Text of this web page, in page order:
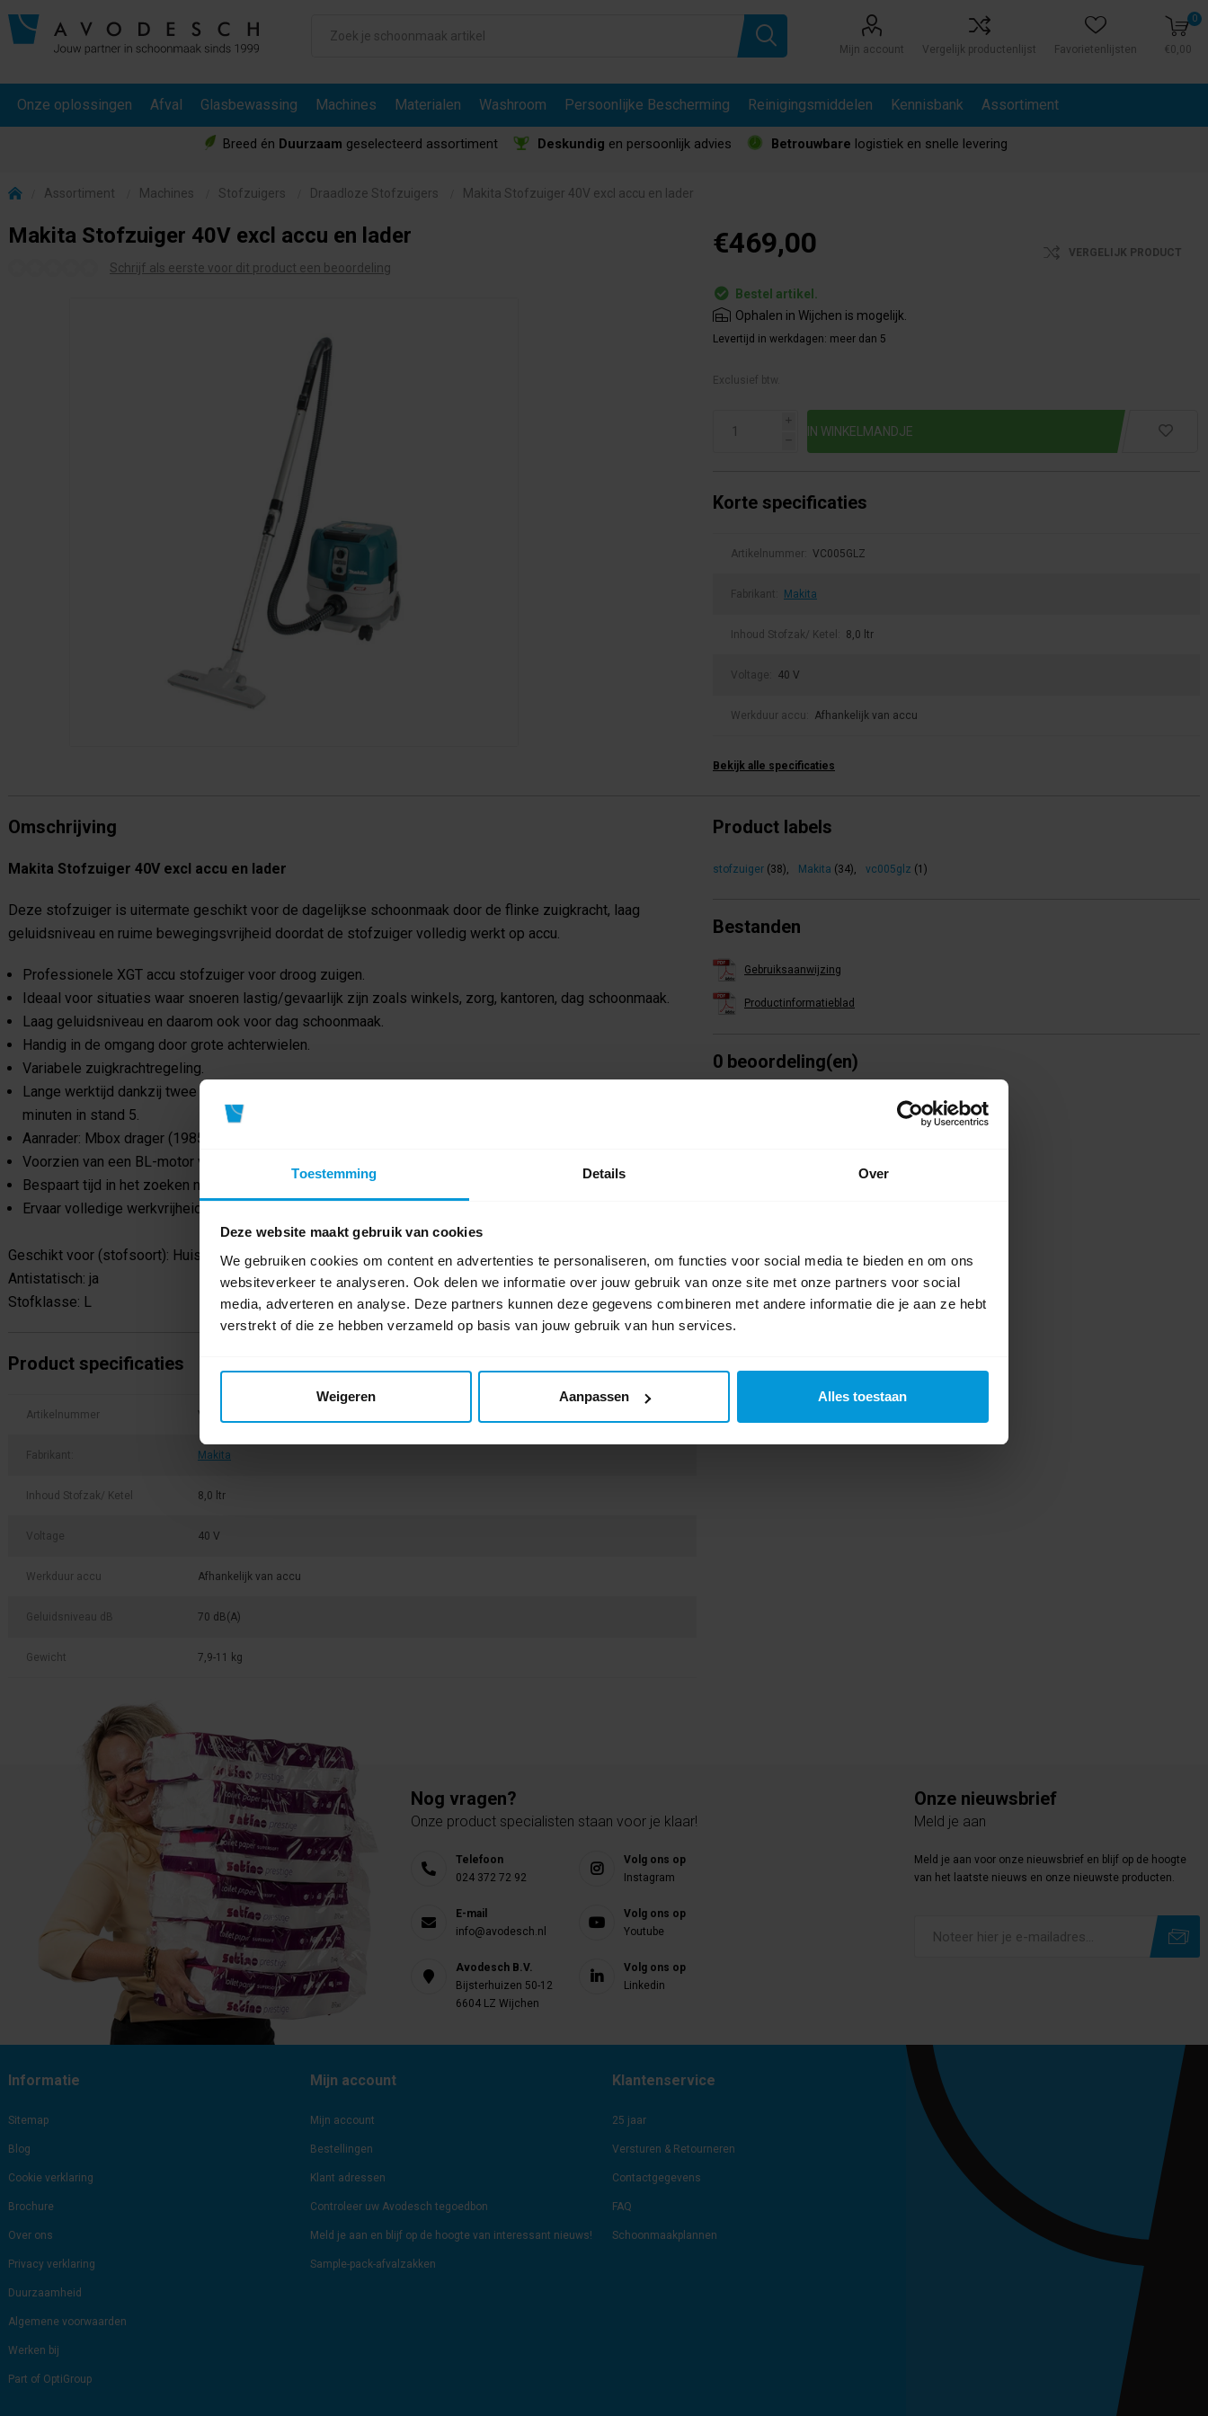
Toestemming Details Over
Deze website maakt gebruik van cookies
We gebruiken cookies om content en advertenties te personaliseren, om functies voor social media te bieden en om ons
websiteverkeer te analyseren. Ook delen we informatie over jouw gebruik van onze site met onze partners voor social
media, adverteren en analyse. Deze partners kunnen deze gegevens combineren met andere informatie die je aan ze hebt
verstrekt of die ze hebben verzameld op basis van jouw gebruik van hun services.
Weigeren Aanpassen Alles toestaan
Mijn account Vergelijk productenlijst Favorietenlijsten
0
€0,00
Onze oplossingen Afval Glasbewassing Machines Materialen Washroom Persoonlijke Bescherming Reinigingsmiddelen Kennisbank Assortiment
Breed én Duurzaam geselecteerd assortiment Deskundig en persoonlijk advies Betrouwbare logistiek en snelle levering
Assortiment Machines Stofzuigers Draadloze Stofzuigers Makita Stofzuiger 40V excl accu en lader
Makita Stofzuiger 40V excl accu en lader
Schrijf als eerste voor dit product een beoordeling
€469,00 VERGELIJK PRODUCT
Bestel artikel.
Ophalen in Wijchen is mogelijk.
Levertijd in werkdagen: meer dan 5
Exclusief btw.
i
h
Korte specificaties
Artikelnummer: VC005GLZ
Fabrikant: Makita
Inhoud Stofzak/ Ketel: 8,0 ltr
Voltage: 40 V
Werkduur accu: Afhankelijk van accu
Bekijk alle specificaties
Omschrijving
Makita Stofzuiger 40V excl accu en lader
Deze stofzuiger is uitermate geschikt voor de dagelijkse schoonmaak door de flinke zuigkracht, laag
geluidsniveau en ruime bewegingsvrijheid doordat de stofzuiger volledig werkt op accu.
Professionele XGT accu stofzuiger voor droog zuigen.
Ideaal voor situaties waar snoeren lastig/gevaarlijk zijn zoals winkels, zorg, kantoren, dag schoonmaak.
Laag geluidsniveau en daarom ook voor dag schoonmaak.
Handig in de omgang door grote achterwielen.
Variabele zuigkrachtregeling.
Lange werktijd dankzij twee volle 5,0 Ah XGT 40 V Max accu`s: maximaal 220 minuten in stand 1, 28
minuten in stand 5.
Aanrader: Mbox drager (198599-8) voor extra opslagruimte en verbeterd gebruiksgemak.
Voorzien van een BL-motor voor een constante zuigkracht tijdens werkzaamheden.
Bespaart tijd in het zoeken naar en wisselen van stopcontacten.
Ervaar volledige werkvrijheid in stofvrij en snoerloos werken met deze L-klasse accu stofzuiger.
Geschikt voor (stofsoort): Huisstof
Antistatisch: ja
Stofklasse: L
Product specificaties
Artikelnummer VC005GLZ
Fabrikant: Makita
Inhoud Stofzak/ Ketel 8,0 ltr
Voltage 40 V
Werkduur accu Afhankelijk van accu
Geluidsniveau dB 70 dB(A)
Gewicht 7,9-11 kg
Product labels
stofzuiger (38), Makita (34), vc005glz (1)
Bestanden
Gebruiksaanwijzing
Productinformatieblad
0 beoordeling(en)
Schrijf als eerste voor dit product een beoordeling
Nog vragen?
Onze product specialisten staan voor je klaar!
Telefoon
024 372 72 92
E-mail
info@avodesch.nl
Avodesch B.V.
Bijsterhuizen 50-12
6604 LZ Wijchen
Volg ons op
Instagram
Volg ons op
Youtube
Volg ons op
Linkedin
Onze nieuwsbrief
Meld je aan
Meld je aan voor onze nieuwsbrief en blijf op de hoogte
van het laatste nieuws en onze nieuwste producten.
Informatie
Sitemap
Blog
Cookie verklaring
Brochure
Over ons
Privacy verklaring
Duurzaamheid
Algemene voorwaarden
Werken bij
Part of OptiGroup
Mijn account
Mijn account
Bestellingen
Klant adressen
Controleer uw Avodesch tegoedbon
Meld je aan en blijf op de hoogte van interessant nieuws!
Sample-pack-afvalzakken
Klantenservice
25 jaar
Versturen & Retourneren
Contactgegevens
FAQ
Schoonmaakplannen